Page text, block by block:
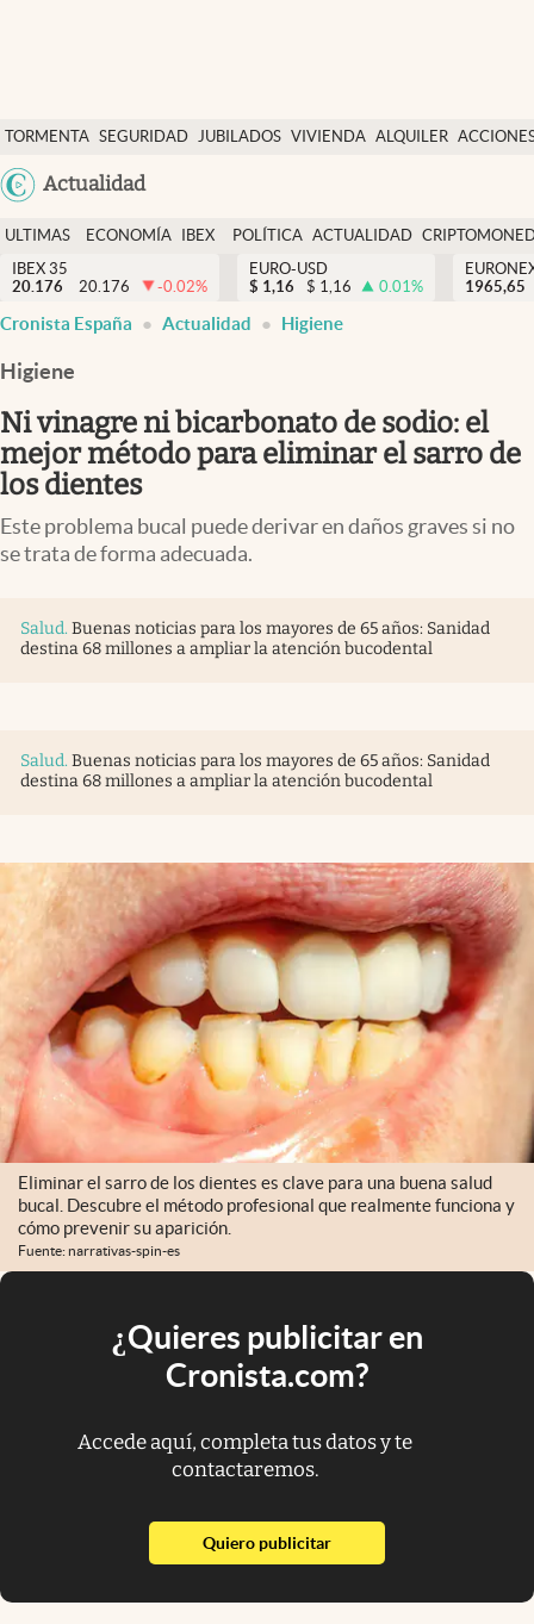
TORMENTA SEGURIDAD JUBILADOS VIVIENDA ALQUILER
USA
Actualidad
Economía y finanzas
Política
Actualidad
Criptomonedas
España
ULTIMAS
NOTICIAS
ECONOMÍA
FINANZAS
IBEX
EURO
POLÍTICA ACTUALIDAD
IBEX 35
20.176
20.176 -0.02%
EURO-USD
$ 1,16 $ 1,16 0.01%
1965,65
Cronista España Actualidad Higiene
Higiene
Ni vinagre ni bicarbonato de sodio: el
mejor método para eliminar el sarro de
los dientes
Este problema bucal puede derivar en daños graves si no
se trata de forma adecuada.
Salud. Buenas noticias para los mayores de 65 años: Sanidad
destina 68 millones a ampliar la atención bucodental
Salud. Buenas noticias para los mayores de 65 años: Sanidad
destina 68 millones a ampliar la atención bucodental
Eliminar el sarro de los dientes es clave para una buena salud
bucal. Descubre el método profesional que realmente funciona y
cómo prevenir su aparición.
Fuente: narrativas-spin-es
¿Quieres publicitar en
Cronista.com?
Accede aquí, completa tus datos y te
contactaremos.
Quiero publicitarabre en nueva pestaña